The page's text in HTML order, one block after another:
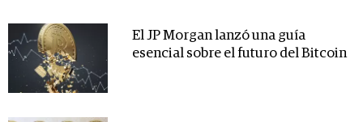
El JP Morgan lanzó una guía
esencial sobre el futuro del Bitcoin